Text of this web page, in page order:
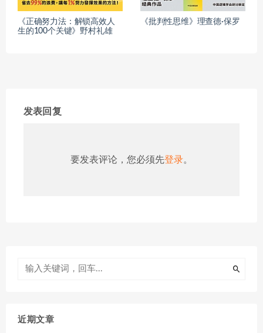
《正确努力法：解锁高效人
生的100个关键》野村礼雄
《批判性思维》理查德·保罗
发表回复
要发表评论，您必须先登录。
近期文章